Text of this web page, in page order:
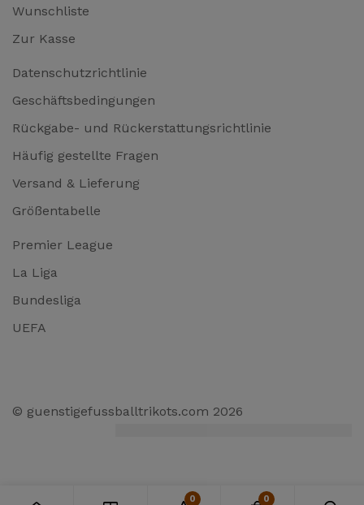
Wunschliste
Zur Kasse
Datenschutzrichtlinie
Geschäftsbedingungen
Rückgabe- und Rückerstattungsrichtlinie
Häufig gestellte Fragen
Versand & Lieferung
Größentabelle
Premier League
La Liga
Bundesliga
UEFA
© guenstigefussballtrikots.com 2026
0 0